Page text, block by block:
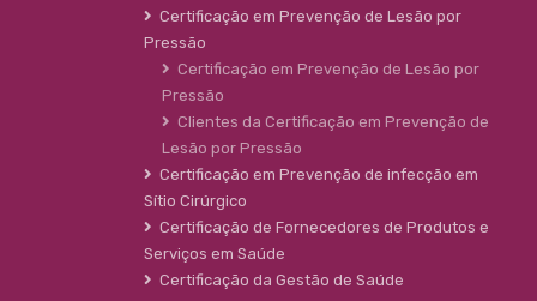
Certificação em Prevenção de Lesão por
Pressão
Certificação em Prevenção de Lesão por
Pressão
Clientes da Certificação em Prevenção de
Lesão por Pressão
Certificação em Prevenção de infecção em
Sítio Cirúrgico
Certificação de Fornecedores de Produtos e
Serviços em Saúde
Certificação da Gestão de Saúde